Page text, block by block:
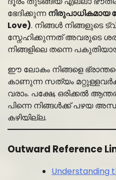
ഭേദിക്കുന്നനിരുപാധികമായ
Love). നിങ്ങൾ നിങ്ങളുടെ
സ്നേഹിക്കുന്നത് അവരുടെ
നിങ്ങളിലെ തന്നെ
ഈ ലോകം നിങ്ങളെ
കാണുന്ന സത്യം
വരാം. പക്ഷേ, ഒരിക്കൽ
പിന്നെ നിങ്ങൾക്ക് പഴയ
കഴിയില്ല.
Outward Reference
Understanding